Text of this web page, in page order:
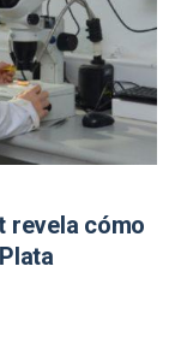
revela cómo